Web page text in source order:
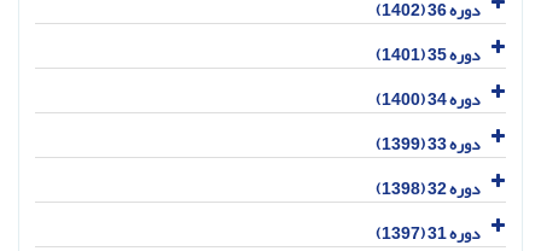
دوره 36 (1402)
دوره 35 (1401)
دوره 34 (1400)
دوره 33 (1399)
دوره 32 (1398)
دوره 31 (1397)